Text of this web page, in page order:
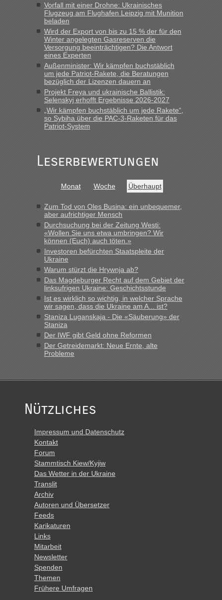
Berichte und Reisetipps • Re: An welchem
Grenzübergang zwischen Polen und der Ukraine geht es am
schnellsten?
„Wir sind mit unserem Wohnmobil, wie geplant am Montag
15.6. in Krakovets rüber. Sehr zeitig los gegen 5 Uhr in der
Früh. Mit sehr sehr wenig Verkehr, super bis zur Grenze. Nur
8 PKW vor der Schranke....“
inBerichte und Reisetipps • Re: An welchem
Grenzübergang zwischen Polen und der Ukraine geht es am
schnellsten?
„Gestern 6 Stunden warten vor der Grenze Richtung Polen
Bernd D-UAinBerichte und Reisetipps • Re: An welchem
„Bin am Montag 15.6.26 um 8 Uhr in Urgyniw ausgereist,
das erste Mal an einem Montagmorgen ca. 15 Fahrzeuge
vor mir, bin sonst der Erste oder Zweite, egal, nach ca 20
Minuten wurde dann die nächste Welle...“
Berichte und Reisetipps • Re: An welchem
Grenzübergang zwischen Polen und der Ukraine geht es am
schnellsten?
„Derzeit, ist es überall sehr voll an den Grenzen Ukraine/
Polen. Zb. Krakovets 100 PKW ca. 10 h Wartezeit. Wollen
Montag rüber, versuchen es sehr früh.“
Vorfall mit einer Drohne: Ukrainisches
Flugzeug am Flughafen Leipzig mit Munition
beladen
Wird der Export von bis zu 15 % der für den
Winter angelegten Gasreserven die
Versorgung beeinträchtigen? Die Antwort
eines Experten
Außenminister: Wir kämpfen buchstäblich
um jede Patriot-Rakete, die Beratungen
bezüglich der Lizenzen dauern an
Projekt Freya und ukrainische Ballistik:
Selenskyj erhofft Ergebnisse 2026-2027
„Wir kämpfen buchstäblich um jede Rakete“,
so Sybiha über die PAC-3-Raketen für das
Patriot-System
Leserbewertungen
Monat Woche Überhaupt
Zum Tod von Oles Busina: ein unbequemer,
aber aufrichtiger Mensch
Durchsuchung bei der Zeitung Westi:
«Wollen Sie uns etwa umbringen? Wir
können (Euch) auch töten.»
Investoren befürchten Staatspleite der
Ukraine
Warum stürzt die Hrywnja ab?
Das Magdeburger Recht auf dem Gebiet der
linksufrigen Ukraine: Geschichtsstunde
Ist es wirklich so wichtig, in welcher Sprache
wir sagen, dass die Ukraine am A... ist?
Staniza Luganskaja - Die «Säuberung» der
Staniza
Der IWF gibt Geld ohne Reformen
Der Getreidemarkt: Neue Ernte, alte
Probleme
Nützliches
Impressum und Datenschutz
Kontakt
Forum
Stammtisch Kiew/Kyjiw
Das Wetter in der Ukraine
Translit
Archiv
Autoren und Übersetzer
Feeds
Karikaturen
Links
Mitarbeit
Newsletter
Spenden
Themen
Frühere Umfragen